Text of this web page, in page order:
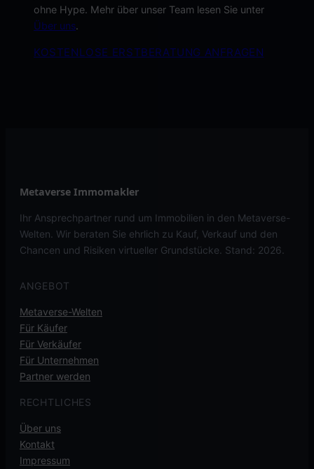
ohne Hype. Mehr über unser Team lesen Sie unter
Über uns.
KOSTENLOSE ERSTBERATUNG ANFRAGEN
Metaverse Immomakler
Ihr Ansprechpartner rund um Immobilien in den Metaverse-
Welten. Wir beraten Sie ehrlich zu Kauf, Verkauf und den
Chancen und Risiken virtueller Grundstücke. Stand: 2026.
ANGEBOT
Metaverse-Welten
Für Käufer
Für Verkäufer
Für Unternehmen
Partner werden
RECHTLICHES
Über uns
Kontakt
Impressum